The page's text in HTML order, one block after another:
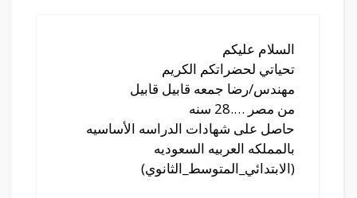
السلام عليكم
تحياتي لحضراتكم الكريم
مهندس/رضا جمعه قابيل قابيل
من مصر ….28 سنه
حاصل على شهادات الدراسه الأساسيه
بالمملكه العربيه السعوديه
(الابتدائي_المتوسط_الثانوي)